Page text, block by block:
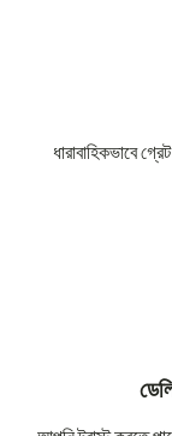
ধারাবাহিকভাবে